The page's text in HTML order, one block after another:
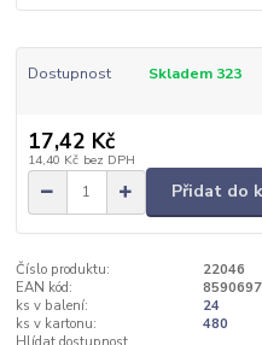
Dostupnost Skladem 323
17,42 Kč
14,40 Kč bez DPH
Přidat do
Číslo produktu:
22046
EAN kód:
ks v balení:
24
ks v kartonu:
480